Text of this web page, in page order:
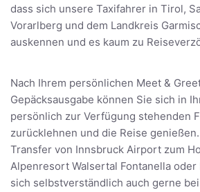
dass sich unsere Taxifahrer in Tirol,
Vorarlberg und dem Landkreis
auskennen und es kaum zu
Nach Ihrem persönlichen Meet &
Gepäcksausgabe können Sie sich in
persönlich zur Verfügung stehenden
zurücklehnen und die Reise
Transfer von Innsbruck Airport zum
Alpenresort Walsertal Fontanella oder
sich selbstverständlich auch gerne